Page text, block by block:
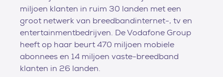
miljoen klanten in ruim 30 landen met een
groot netwerk van breedbandinternet-, tv en
entertainmentbedrijven. De Vodafone Group
heeft op haar beurt 470 miljoen mobiele
abonnees en 14 miljoen vaste-breedband
klanten in 26 landen.